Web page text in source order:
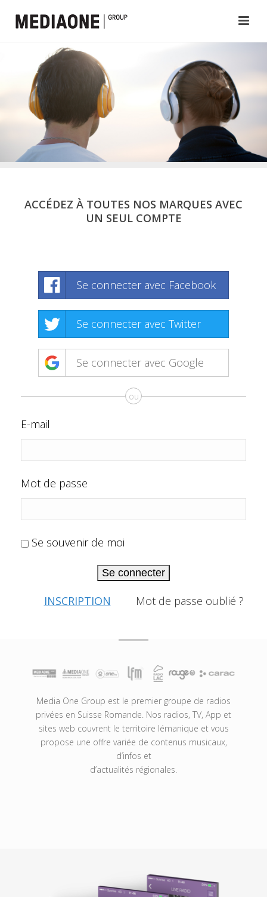
ACCÉDEZ À TOUTES NOS MARQUES AVEC
UN SEUL COMPTE
Se connecter avec Facebook
Se connecter avec Twitter
Se connecter avec Google
ou
E-mail
Mot de passe
Se souvenir de moi
Se connecter
INSCRIPTION Mot de passe oublié ?
Media One Group est le premier groupe de radios
privées en Suisse Romande. Nos radios, TV, App et
sites web couvrent le territoire lémanique et vous
propose une offre variée de contenus musicaux,
d’infos et
d’actualités régionales.